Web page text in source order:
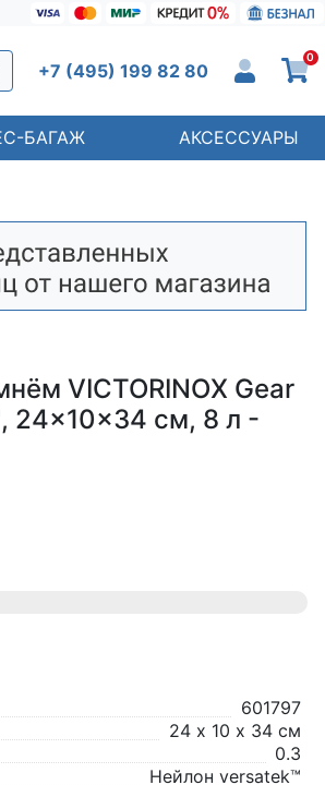
+7 (495) 199 82 80
0
БАГАЖ АКСЕССУАРЫ
VICTORINOX Gear
24x10x34 см, 8 л -
601797
24 х 10 х 34 см
0.3
Нейлон versatek™